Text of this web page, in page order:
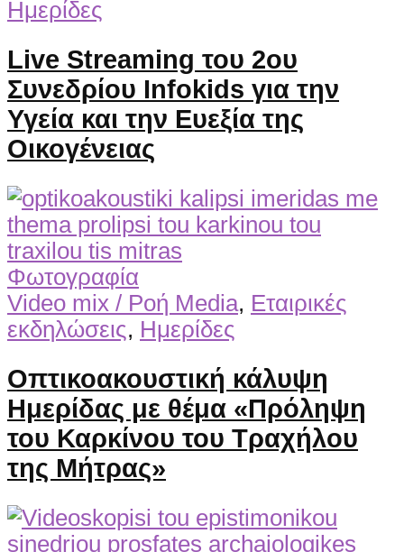
Ημερίδες
Live Streaming του 2ου
Συνεδρίου Infokids για την
Υγεία και την Ευεξία της
Οικογένειας
Φωτογραφία
Video mix / Ροή Media, Εταιρικές
εκδηλώσεις, Ημερίδες
Οπτικοακουστική κάλυψη
Ημερίδας με θέμα «Πρόληψη
του Καρκίνου του Τραχήλου
της Μήτρας»